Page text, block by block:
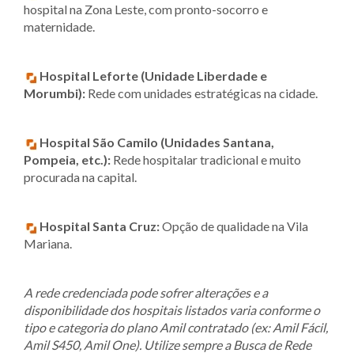
hospital na Zona Leste, com pronto-socorro e
maternidade.
Hospital Leforte (Unidade Liberdade e
Morumbi): Rede com unidades estratégicas na cidade.
Hospital São Camilo (Unidades Santana,
Pompeia, etc.): Rede hospitalar tradicional e muito
procurada na capital.
Hospital Santa Cruz:Opção de qualidade na Vila
Mariana.
A rede credenciada pode sofrer alterações e a
disponibilidade dos hospitais listados varia conforme o
tipo e categoria do plano Amil contratado (ex: Amil Fácil,
Amil S450, Amil One). Utilize sempre a Busca de Rede